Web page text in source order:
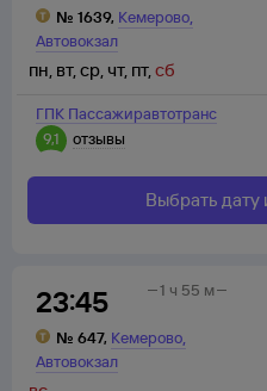
№ 1639, Кемерово,
Автовокзал
ГПК Пассажиравтотранс
9,1
отзывы
пн, вт,ср, чт, пт,сб
Выбрать дату
23:45
№ 647, Кемерово,
Автовокзал
1 ч 55 м